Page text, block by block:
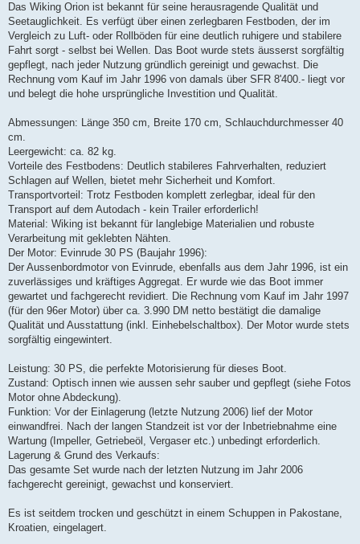
Das Wiking Orion ist bekannt für seine herausragende Qualität und
Seetauglichkeit. Es verfügt über einen zerlegbaren Festboden, der im
Vergleich zu Luft- oder Rollböden für eine deutlich ruhigere und stabilere
Fahrt sorgt - selbst bei Wellen. Das Boot wurde stets äusserst sorgfältig
gepflegt, nach jeder Nutzung gründlich gereinigt und gewachst. Die
Rechnung vom Kauf im Jahr 1996 von damals über SFR 8'400.- liegt vor
und belegt die hohe ursprüngliche Investition und Qualität.
Abmessungen: Länge 350 cm, Breite 170 cm, Schlauchdurchmesser 40
cm.
Leergewicht: ca. 82 kg.
Vorteile des Festbodens: Deutlich stabileres Fahrverhalten, reduziert
Schlagen auf Wellen, bietet mehr Sicherheit und Komfort.
Transportvorteil: Trotz Festboden komplett zerlegbar, ideal für den
Transport auf dem Autodach - kein Trailer erforderlich!
Material: Wiking ist bekannt für langlebige Materialien und robuste
Verarbeitung mit geklebten Nähten.
Der Motor: Evinrude 30 PS (Baujahr 1996):
Der Aussenbordmotor von Evinrude, ebenfalls aus dem Jahr 1996, ist ein
zuverlässiges und kräftiges Aggregat. Er wurde wie das Boot immer
gewartet und fachgerecht revidiert. Die Rechnung vom Kauf im Jahr 1997
(für den 96er Motor) über ca. 3.990 DM netto bestätigt die damalige
Qualität und Ausstattung (inkl. Einhebelschaltbox). Der Motor wurde stets
sorgfältig eingewintert.
Leistung: 30 PS, die perfekte Motorisierung für dieses Boot.
Zustand: Optisch innen wie aussen sehr sauber und gepflegt (siehe Fotos
Motor ohne Abdeckung).
Funktion: Vor der Einlagerung (letzte Nutzung 2006) lief der Motor
einwandfrei. Nach der langen Standzeit ist vor der Inbetriebnahme eine
Wartung (Impeller, Getriebeöl, Vergaser etc.) unbedingt erforderlich.
Lagerung & Grund des Verkaufs:
Das gesamte Set wurde nach der letzten Nutzung im Jahr 2006
fachgerecht gereinigt, gewachst und konserviert.
Es ist seitdem trocken und geschützt in einem Schuppen in Pakostane,
Kroatien, eingelagert.